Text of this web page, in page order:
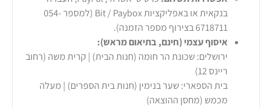
בנקאית או באפליקציות Bit / Paybox (למספר 054-
6718711 בצירוף מספר הזמנה).
איסוף עצמי (חינם, בתיאום מראש):
ירושלים: שכונת הר חומה (חנות הבית) | קרית משה (רחוב
ריינס 12)
בית הספארי: שער בנימין (חנות בית הספרים) | מעלה
מכמש (מחסן ההוצאה)